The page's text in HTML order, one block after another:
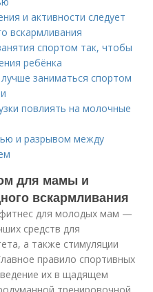
и активности следует
вскармливания
спортом так, чтобы
ребёнка
заниматься спортом
повлиять на молочные
и разрывом между
для мамы и
вскармливания
для молодых мам —
средств для
а также стимуляции
правило спортивных
их в щадящем